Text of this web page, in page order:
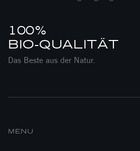
100%
BIO-QUALITÄT
Das Beste aus der Natur.
MENU